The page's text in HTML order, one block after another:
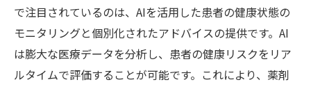
で注目されているのは、AIを活用した患者の健康状態の
モニタリングと個別化されたアドバイスの提供です。AI
は膨大な医療データを分析し、患者の健康リスクをリア
ルタイムで評価することが可能です。これにより、薬剤